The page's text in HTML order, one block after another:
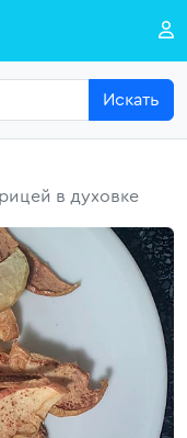
Искать
в духовке